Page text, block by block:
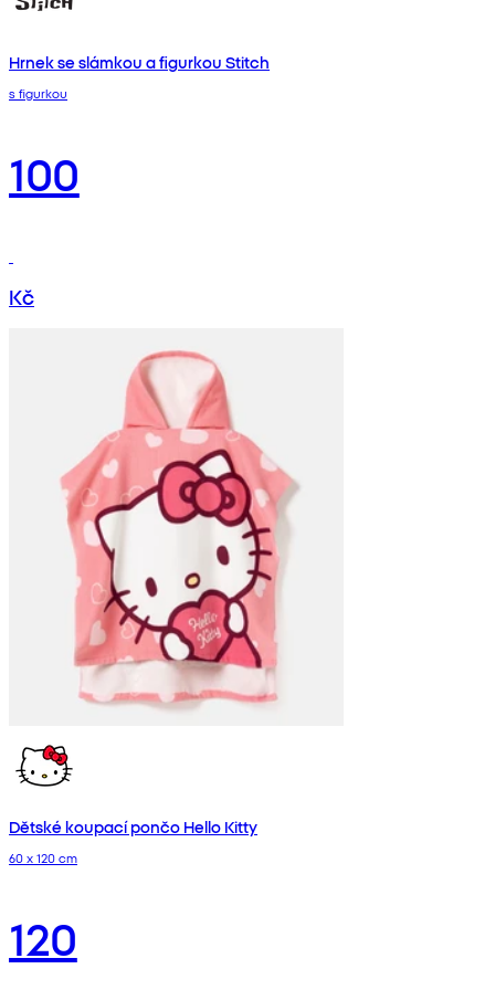
Hrnek se slámkou a figurkou Stitch
s figurkou
100
Kč
Dětské koupací pončo Hello Kitty
60 x 120 cm
120